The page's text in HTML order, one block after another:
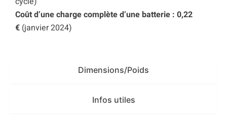
Dimensions/Poids
Infos utiles
Coût d’une charge complète d’une batterie : 0,22
€ (janvier 2024)